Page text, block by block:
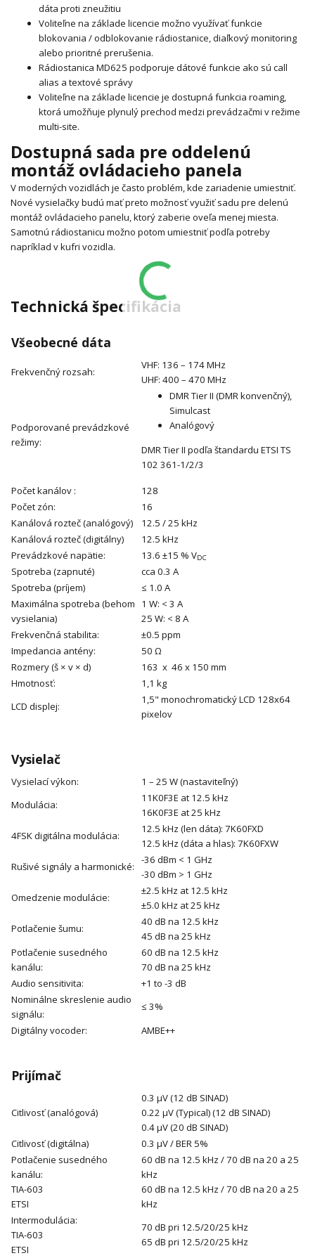
dáta proti zneužitiu
Voliteľne na základe licencie možno využívať funkcie
blokovania / odblokovanie rádiostanice, diaľkový monitoring
alebo prioritné prerušenia.
Rádiostanica MD625 podporuje dátové funkcie ako sú call
alias a textové správy
Voliteľne na základe licencie je dostupná funkcia roaming,
ktorá umožňuje plynulý prechod medzi prevádzačmi v režime
multi-site.
Dostupná sada pre oddelenú
montáž ovládacieho panela
V moderných vozidlách je často problém, kde zariadenie umiestniť.
Nové vysielačky budú mať preto možnosť využiť sadu pre delenú
montáž ovládacieho panelu, ktorý zaberie oveľa menej miesta.
Samotnú rádiostanicu možno potom umiestniť podľa potreby
napríklad v kufri vozidla.
Technická špecifikácia
Všeobecné dáta
Frekvenčný rozsah:
VHF: 136 – 174 MHz
UHF: 400 – 470 MHz
Podporované prevádzkové
režimy:
DMR Tier II (DMR konvenčný),
Simulcast
Analógový
DMR Tier II podľa štandardu ETSI TS
102 361-1/2/3
Počet kanálov :
128
Počet zón:
16
Kanálová rozteč (analógový)
12.5 / 25 kHz
Kanálová rozteč (digitálny)
12.5 kHz
Prevádzkové napätie:
13.6 ±15 % VDC
Spotreba (zapnuté)
cca 0.3 A
Spotreba (príjem)
≤ 1.0 A
Maximálna spotreba (behom
vysielania)
1 W: < 3 A
25 W: < 8 A
Frekvenčná stabilita:
±0.5 ppm
Impedancia antény:
50 Ω
Rozmery (š × v × d)
163 x 46 x 150 mm
Hmotnosť:
1,1 kg
LCD displej:
1,5" monochromatický LCD 128x64
pixelov
Vysielač
Vysielací výkon:
1 – 25 W (nastaviteľný)
Modulácia:
11K0F3E at 12.5 kHz
16K0F3E at 25 kHz
4FSK digitálna modulácia:
12.5 kHz (len dáta): 7K60FXD
12.5 kHz (dáta a hlas): 7K60FXW
Rušivé signály a harmonické:
-36 dBm < 1 GHz
-30 dBm > 1 GHz
Omedzenie modulácie:
±2.5 kHz at 12.5 kHz
±5.0 kHz at 25 kHz
Potlačenie šumu:
40 dB na 12.5 kHz
45 dB na 25 kHz
Potlačenie susedného
kanálu:
60 dB na 12.5 kHz
70 dB na 25 kHz
Audio sensitivita:
+1 to -3 dB
Nominálne skreslenie audio
signálu:
≤ 3%
Digitálny vocoder:
AMBE++
Prijímač
Citlivosť (analógová)
0.3 μV (12 dB SINAD)
0.22 μV (Typical) (12 dB SINAD)
0.4 μV (20 dB SINAD)
Citlivosť (digitálna)
0.3 μV / BER 5%
Potlačenie susedného
kanálu:
TIA-603
ETSI
60 dB na 12.5 kHz / 70 dB na 20 a 25
kHz
60 dB na 12.5 kHz / 70 dB na 20 a 25
kHz
Intermodulácia:
TIA-603
ETSI
70 dB pri 12.5/20/25 kHz
65 dB pri 12.5/20/25 kHz